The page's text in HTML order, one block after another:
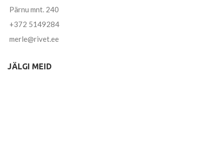
Pärnu mnt. 240
+372 5149284
merle@rivet.ee
JÄLGI MEID